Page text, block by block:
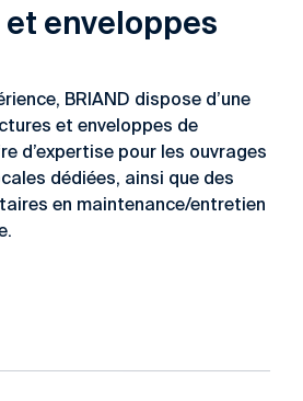
enveloppes
BRIAND dispose d’une
et enveloppes de
d’expertise pour les ouvrages
dédiées, ainsi que des
en maintenance/entretien